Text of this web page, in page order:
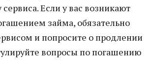
сервиса. Если у вас возникают
займа, обязательно
и попросите о продлении
вопросы по погашению